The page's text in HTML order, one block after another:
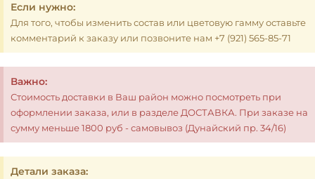
Если нужно:
Для того, чтобы изменить состав или цветовую гамму оставьте
комментарий к заказу или позвоните нам +7 (921) 565-85-71
Важно:
Стоимость доставки в Ваш район можно посмотреть при
оформлении заказа, или в разделе ДОСТАВКА. При заказе на
сумму меньше 1800 руб - самовывоз (Дунайский пр. 34/16)
Детали заказа: